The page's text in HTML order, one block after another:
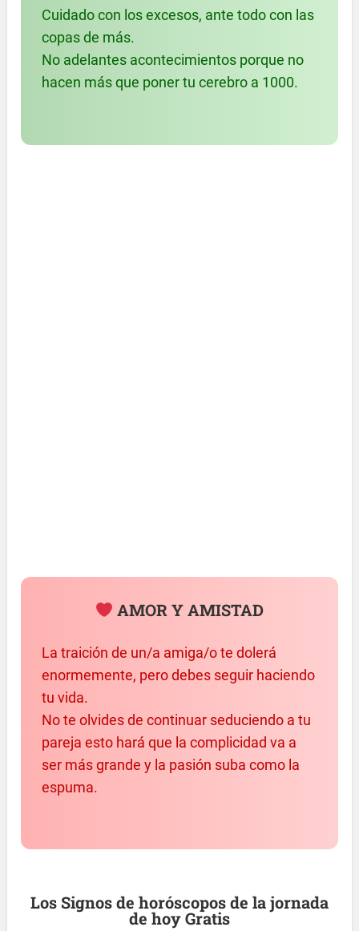
Cuidado con los excesos, ante todo con las
copas de más.
No adelantes acontecimientos porque no
hacen más que poner tu cerebro a 1000.
AMOR Y AMISTAD
La traición de un/a amiga/o te dolerá
enormemente, pero debes seguir haciendo
tu vida.
No te olvides de continuar seduciendo a tu
pareja esto hará que la complicidad va a
ser más grande y la pasión suba como la
espuma.
Los Signos de horóscopos de la jornada
de hoy Gratis